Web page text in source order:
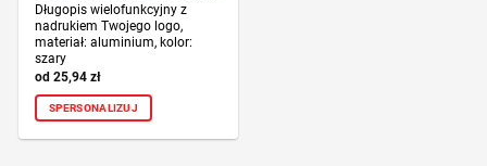
Długopis wielofunkcyjny z
nadrukiem Twojego logo,
materiał: aluminium, kolor:
szary
25,94 zł
SPERSONALIZUJ